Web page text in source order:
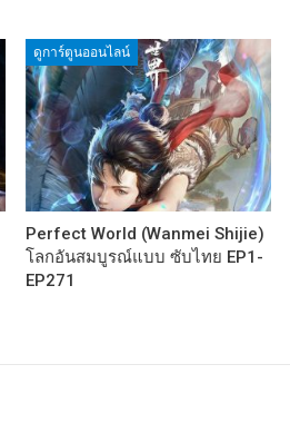
ดูการ์ตูนออนไลน์
Perfect World (Wanmei Shijie)
โลกอันสมบูรณ์แบบ ซับไทย EP1-
EP271